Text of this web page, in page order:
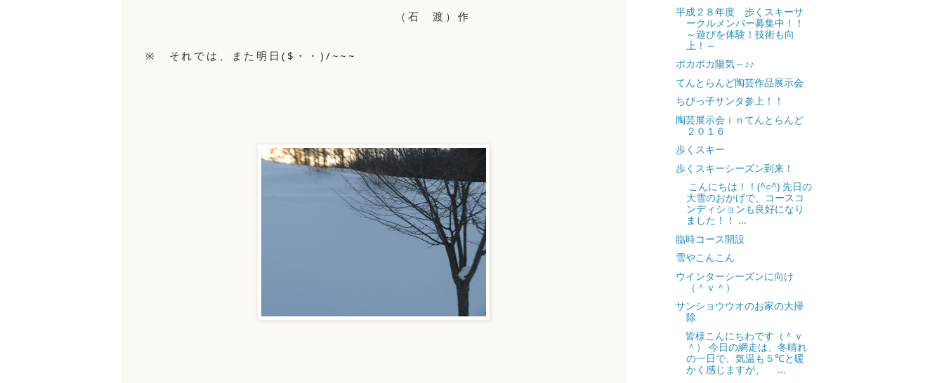
（石 渡）作
※ それでは、また明日($・・)/~~~
平成２８年度 歩くスキーサ
ークルメンバー募集中！！
～遊びを体験！技術も向
上！～
ポカポカ陽気～♪♪
てんとらんど陶芸作品展示会
ちびっ子サンタ参上！！
陶芸展示会ｉｎてんとらんど
２０１６
歩くスキー
歩くスキーシーズン到来！
こんにちは！！(^○^) 先日の
大雪のおかげで、コースコ
ンディションも良好になり
ました！！ ...
臨時コース開設
雪やこんこん
ウインターシーズンに向け
（＾ｖ＾）
サンショウウオのお家の大掃
除
皆様こんにちわです（＾ｖ
＾） 今日の網走は、冬晴れ
の一日で、気温も５℃と暖
かく感じますが、 ...